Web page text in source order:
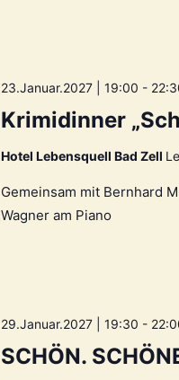
Krimidinner
23.Januar.2027 | 19:00 -
Hotel Lebensquell Bad Zell
Gemeinsam mit Bernhard
Wagner am Piano
SCHÖN.
29.Januar.2027 | 19:30 -